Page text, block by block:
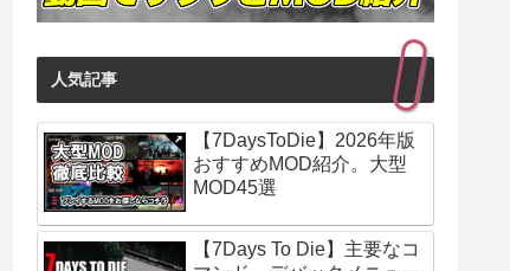
人気記事
【7DaysToDie】2026年版
おすすめMOD紹介。大型
MOD45選
【7Days To Die】主要なコ